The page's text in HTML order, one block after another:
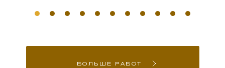
БОЛЬШЕ РАБОТ